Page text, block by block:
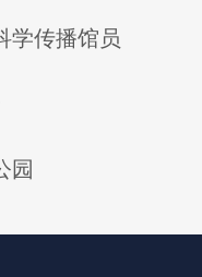
学传播馆员
园